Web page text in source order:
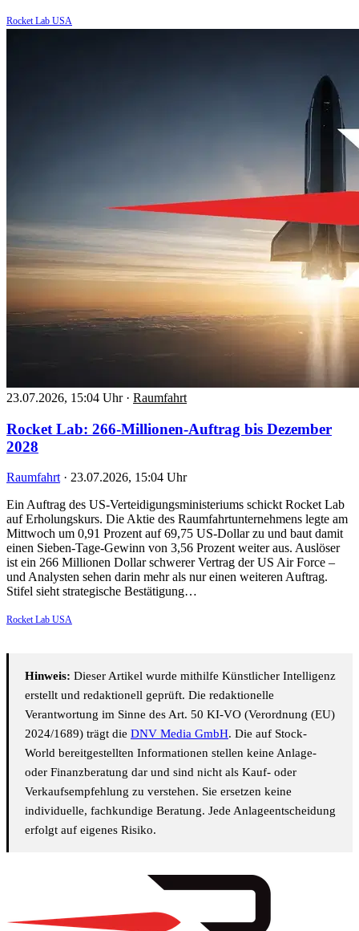
Rocket Lab USA
23.07.2026, 15:04 Uhr · Raumfahrt
Rocket Lab: 266-Millionen-Auftrag bis Dezember
2028
Raumfahrt · 23.07.2026, 15:04 Uhr
Ein Auftrag des US-Verteidigungsministeriums schickt Rocket Lab
auf Erholungskurs. Die Aktie des Raumfahrtunternehmens legte am
Mittwoch um 0,91 Prozent auf 69,75 US-Dollar zu und baut damit
einen Sieben-Tage-Gewinn von 3,56 Prozent weiter aus. Auslöser
ist ein 266 Millionen Dollar schwerer Vertrag der US Air Force –
und Analysten sehen darin mehr als nur einen weiteren Auftrag.
Stifel sieht strategische Bestätigung…
Rocket Lab USA
Hinweis: Dieser Artikel wurde mithilfe Künstlicher Intelligenz
erstellt und redaktionell geprüft. Die redaktionelle
Verantwortung im Sinne des Art. 50 KI-VO (Verordnung (EU)
2024/1689) trägt die DNV Media GmbH. Die auf Stock-
World bereitgestellten Informationen stellen keine Anlage-
oder Finanzberatung dar und sind nicht als Kauf- oder
Verkaufsempfehlung zu verstehen. Sie ersetzen keine
individuelle, fachkundige Beratung. Jede Anlageentscheidung
erfolgt auf eigenes Risiko.